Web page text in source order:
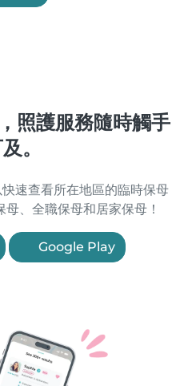
照護服務隨時觸手
。
速查看所在地區的臨時保母
、全職保母和居家保母！
Google Play